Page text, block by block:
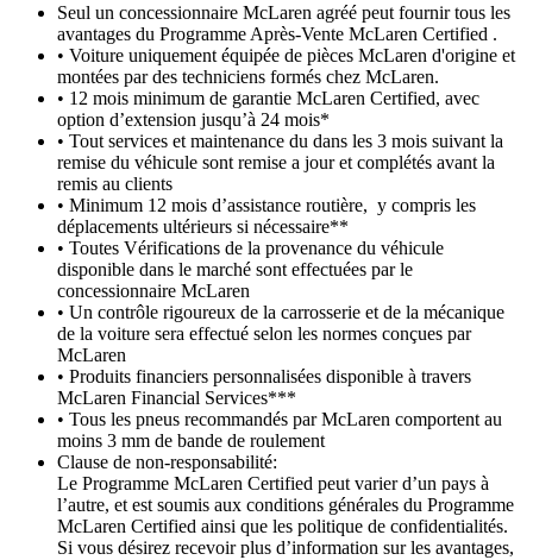
Seul un concessionnaire McLaren agréé peut fournir tous les
avantages du Programme Après-Vente McLaren Certified .
• Voiture uniquement équipée de pièces McLaren d'origine et
montées par des techniciens formés chez McLaren.
• 12 mois minimum de garantie McLaren Certified, avec
option d’extension jusqu’à 24 mois*
• Tout services et maintenance du dans les 3 mois suivant la
remise du véhicule sont remise a jour et complétés avant la
remis au clients
• Minimum 12 mois d’assistance routière, y compris les
déplacements ultérieurs si nécessaire**
• Toutes Vérifications de la provenance du véhicule
disponible dans le marché sont effectuées par le
concessionnaire McLaren
• Un contrôle rigoureux de la carrosserie et de la mécanique
de la voiture sera effectué selon les normes conçues par
McLaren
• Produits financiers personnalisées disponible à travers
McLaren Financial Services***
• Tous les pneus recommandés par McLaren comportent au
moins 3 mm de bande de roulement
Clause de non-responsabilité:
Le Programme McLaren Certified peut varier d’un pays à
l’autre, et est soumis aux conditions générales du Programme
McLaren Certified ainsi que les politique de confidentialités.
Si vous désirez recevoir plus d’information sur les avantages,